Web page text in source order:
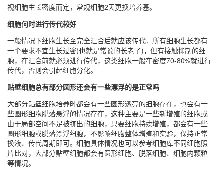
视细胞生长密度而定，常规细胞2天更换培养基。
细胞何时进行传代较好
一般情况下细胞生长至完全汇合后就应该传代，所有细胞生长都有
一个要求不宜生长过密(也就是常说的长老了)，但有接触抑制的细
胞，在汇合前就必须进行传代，这类细胞一般在密度70-80%就进行
传代，否则会引起细胞分化。
贴壁细胞总有部分圆形还会有一些漂浮的是正常吗
大部分贴壁细胞培养时都会有一些圆形透亮的细胞存在，也会有一
些圆形细胞脱落悬浮的情况存在，这种主要是一些新增殖的细胞或
由于局部空间不足被挤出的细胞，只要细胞持续增殖，都会有一些
圆形细胞或脱落漂浮细胞，不影响细胞整体增殖和实验，保持正常
换液、传代周期即可。细胞具体情况也可以参考细胞库不同细胞照
片比对，大部分贴壁细胞都会有圆形细胞、脱落细胞、细胞内颗粒
等情况。